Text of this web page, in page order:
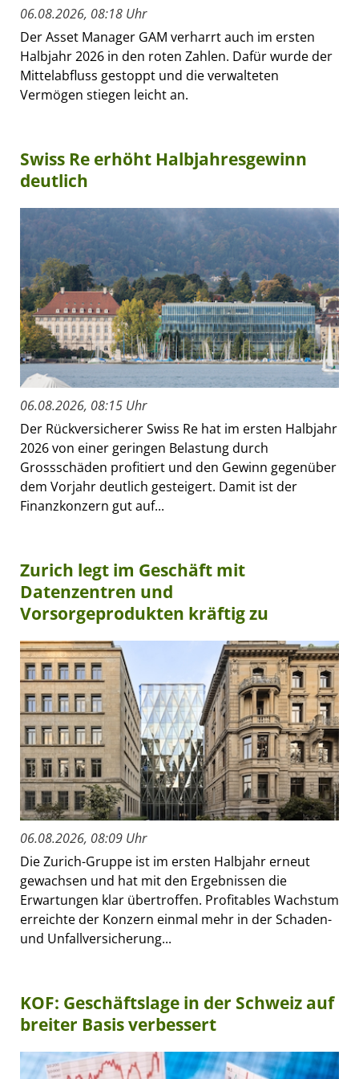
06.08.2026, 08:18 Uhr
Der Asset Manager GAM verharrt auch im ersten
Halbjahr 2026 in den roten Zahlen. Dafür wurde der
Mittelabfluss gestoppt und die verwalteten
Vermögen stiegen leicht an.
Swiss Re erhöht Halbjahresgewinn
deutlich
06.08.2026, 08:15 Uhr
Der Rückversicherer Swiss Re hat im ersten Halbjahr
2026 von einer geringen Belastung durch
Grossschäden profitiert und den Gewinn gegenüber
dem Vorjahr deutlich gesteigert. Damit ist der
Finanzkonzern gut auf...
Zurich legt im Geschäft mit
Datenzentren und
Vorsorgeprodukten kräftig zu
06.08.2026, 08:09 Uhr
Die Zurich-Gruppe ist im ersten Halbjahr erneut
gewachsen und hat mit den Ergebnissen die
Erwartungen klar übertroffen. Profitables Wachstum
erreichte der Konzern einmal mehr in der Schaden-
und Unfallversicherung...
KOF: Geschäftslage in der Schweiz auf
breiter Basis verbessert